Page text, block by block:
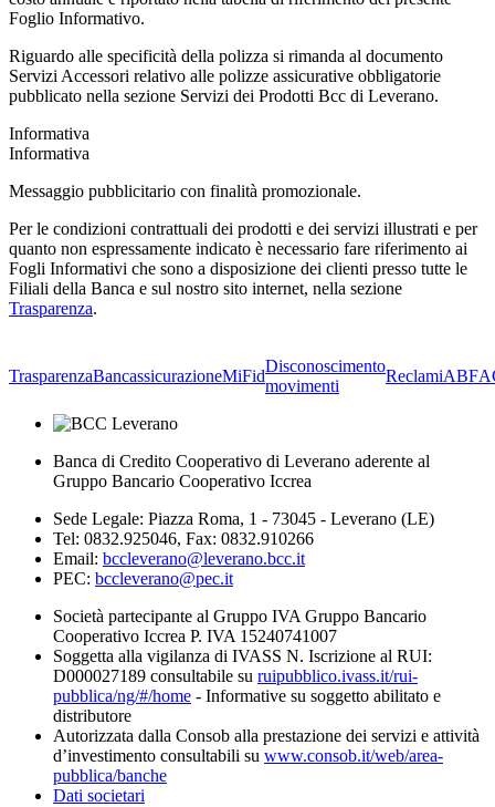
Foglio Informativo.
Riguardo alle specificità della polizza si rimanda al documento
Servizi Accessori relativo alle polizze assicurative obbligatorie
pubblicato nella sezione Servizi dei Prodotti Bcc di Leverano.
Informativa
Informativa
Messaggio pubblicitario con finalità promozionale.
Per le condizioni contrattuali dei prodotti e dei servizi illustrati e per
quanto non espressamente indicato è necessario fare riferimento ai
Fogli Informativi che sono a disposizione dei clienti presso tutte le
Filiali della Banca e sul nostro sito internet, nella sezione
Trasparenza.
TrasparenzaBancassicurazioneMiFid
Disconoscimento
movimenti
ReclamiABF
Banca di Credito Cooperativo di Leverano aderente al
Gruppo Bancario Cooperativo Iccrea
Sede Legale: Piazza Roma, 1 - 73045 - Leverano (LE)
Tel: 0832.925046, Fax: 0832.910266
Email: bccleverano@leverano.bcc.it
PEC: bccleverano@pec.it
Società partecipante al Gruppo IVA Gruppo Bancario
Cooperativo Iccrea P. IVA 15240741007
Soggetta alla vigilanza di IVASS N. Iscrizione al RUI:
D000027189 consultabile su ruipubblico.ivass.it/rui-
pubblica/ng/#/home - Informative su soggetto abilitato e
distributore
Autorizzata dalla Consob alla prestazione dei servizi e attività
d’investimento consultabili su www.consob.it/web/area-
pubblica/banche
Dati societari